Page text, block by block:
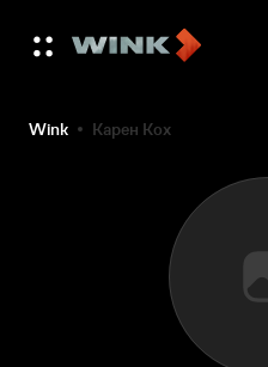
Wink Карен Кох